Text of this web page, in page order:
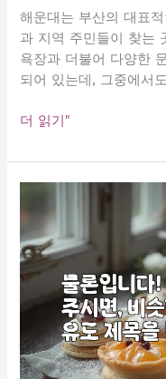
제
목
으
로
꿔
리
겠
다.
해운대는 부산의 대표
과 지역 주민들이 찾는
욕장과 더불어 다양한
되어 있는데, 그중에서
해
대
최
의
풀
싸
롱
추
2026
인
더 읽기"